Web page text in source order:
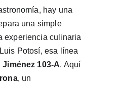
hay una
una simple
experiencia culinaria
Potosí, esa línea
Jiménez 103-A. Aquí
, un